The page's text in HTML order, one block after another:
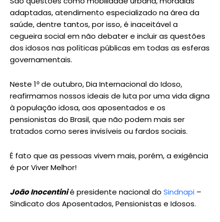
adaptadas, atendimento especializado na área da
saúde, dentre tantos, por isso, é inaceitável a
cegueira social em não debater e incluir as questões
dos idosos nas políticas públicas em todas as esferas
governamentais.
Neste 1º de outubro, Dia Internacional do Idoso,
reafirmamos nossos ideais de luta por uma vida digna
à população idosa, aos aposentados e os
pensionistas do Brasil, que não podem mais ser
tratados como seres invisíveis ou fardos sociais.
É fato que as pessoas vivem mais, porém, a exigência
é por Viver Melhor!
João Inocentinié presidente nacional do Sindnapi –
Sindicato dos Aposentados, Pensionistas e Idosos.